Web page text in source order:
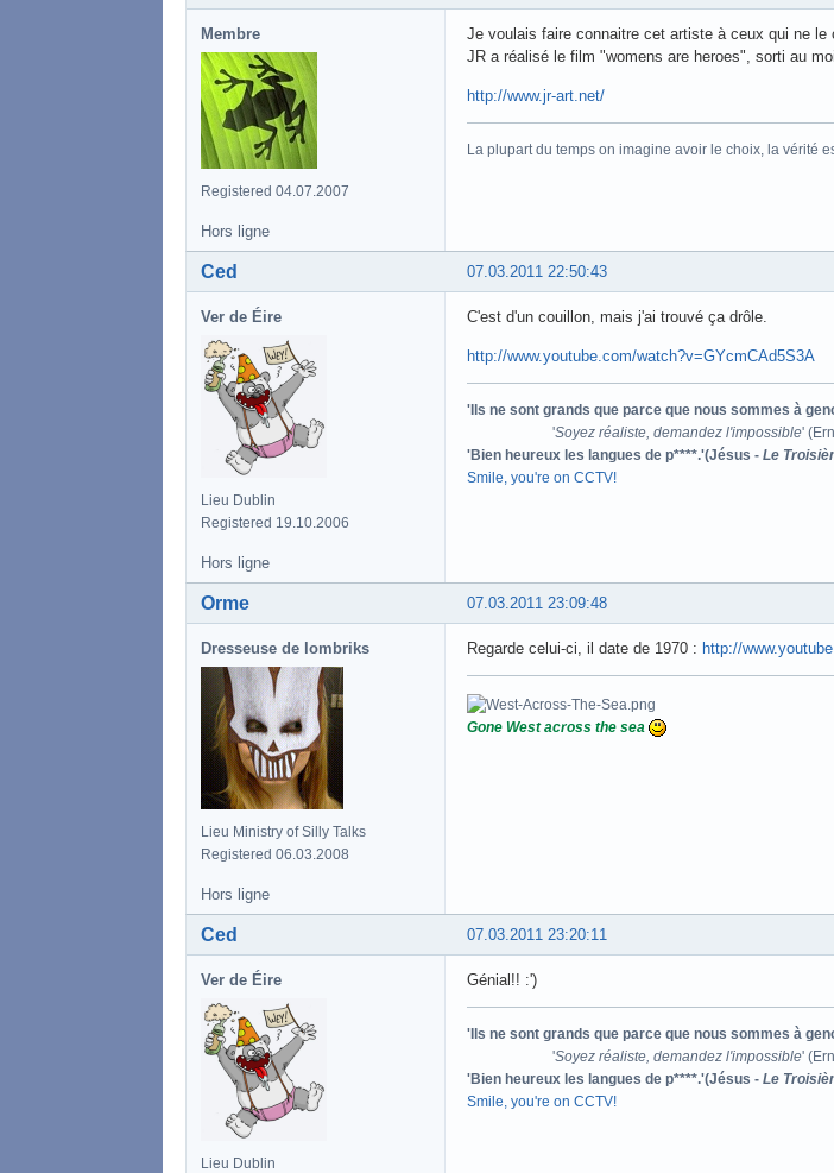
Membre
Registered 04.07.2007
Je voulais faire connaitre cet artiste à ceux qui ne le
JR a réalisé le film "womens are heroes", sorti au
http://www.jr-art.net/
La plupart du temps on imagine avoir le choix, la vérité
Hors ligne
07.03.2011 22:50:43
Ced
Ver de Éire
Lieu Dublin
Registered 19.10.2006
C'est d'un couillon, mais j'ai trouvé ça drôle.
http://www.youtube.com/watch?v=GYcmCAd5S3A
'Ils ne sont grands que parce que nous sommes à
'Soyez réaliste, demandez l'impossible'
'Bien heureux les langues de p****.'(Jésus - Le
Smile, you're on CCTV!
Hors ligne
07.03.2011 23:09:48
Orme
Dresseuse de lombriks
Lieu Ministry of Silly Talks
Registered 06.03.2008
Regarde celui-ci, il date de 1970 : http://
Gone West across the sea
Hors ligne
07.03.2011 23:20:11
Ced
Ver de Éire
Lieu Dublin
Génial!! :')
'Ils ne sont grands que parce que nous sommes à
'Soyez réaliste, demandez l'impossible'
'Bien heureux les langues de p****.'(Jésus - Le
Smile, you're on CCTV!